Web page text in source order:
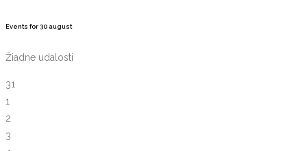
Events for30 august
Žiadne udalosti
31
1
2
3